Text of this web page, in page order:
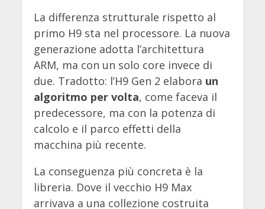
La differenza strutturale rispetto al
primo H9 sta nel processore. La nuova
generazione adotta l’architettura
ARM, ma con un solo core invece di
due. Tradotto: l’H9 Gen 2 elabora un
algoritmo per volta, come faceva il
predecessore, ma con la potenza di
calcolo e il parco effetti della
macchina più recente.
La conseguenza più concreta è la
libreria. Dove il vecchio H9 Max
arrivava a una collezione costruita